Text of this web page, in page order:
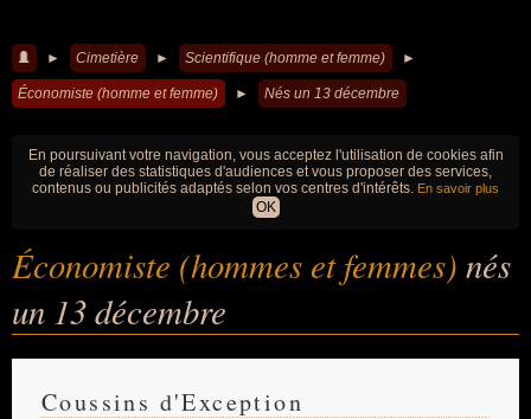
► Cimetière ► Scientifique (homme et femme) ►
Économiste (homme et femme) ► Nés un 13 décembre
En poursuivant votre navigation, vous acceptez l'utilisation de cookies afin
de réaliser des statistiques d'audiences et vous proposer des services,
contenus ou publicités adaptés selon vos centres d'intérêts. En savoir plus
OK
Économiste (hommes et femmes) nés
un 13 décembre
Coussins d'Exception